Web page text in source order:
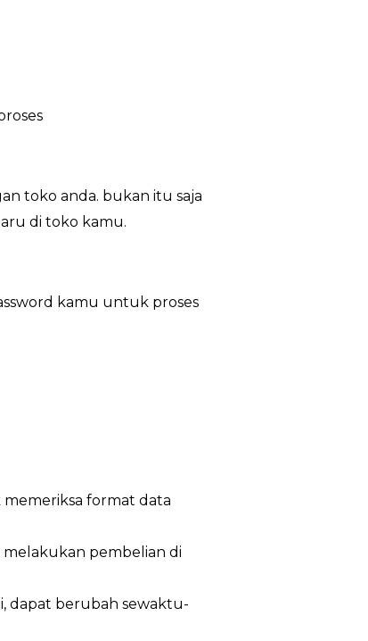
toko anda. bukan itu saja
di toko kamu.
kamu untuk proses
format data
melakukan pembelian di
dapat berubah sewaktu-